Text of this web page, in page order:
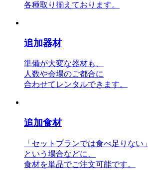
各種取り揃えております。
追加器材
準備が大変な器材も、
人数や会場のご都合に
合わせてレンタルできます。
追加食材
「セットプランでは食べ足りない」
という場合などに、
食材を単品でご注文可能です。